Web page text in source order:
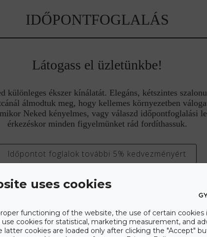
IDŐPONTFOGLALÁS
Látogass el üzletünkbe!
különleges ékszer kínálatát. Elegáns, kétszintes
álmodtuk meg, hogy kellemes környezetben
Neked kényelmes, vagy válaszd időpontfoglalási
érkezéskor minden figyelmünket rád fordíthassuk.
Időpontot foglalok további 5% kedvezményért
uses cookies
functioning of the website, the use of certain cookies
use cookies for statistical, marketing measurement, and
latter cookies are loaded only after clicking the "Accept"